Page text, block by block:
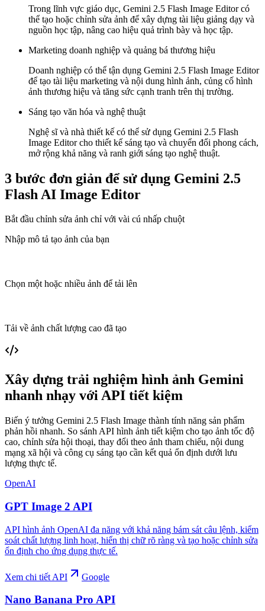
Trong lĩnh vực giáo dục, Gemini 2.5 Flash Image Editor có
thể tạo hoặc chỉnh sửa ảnh để xây dựng tài liệu giảng dạy và
nguồn học tập, nâng cao hiệu quả trình bày và học tập.
Marketing doanh nghiệp và quảng bá thương hiệu
Doanh nghiệp có thể tận dụng Gemini 2.5 Flash Image Editor
để tạo tài liệu marketing và nội dung hình ảnh, củng cố hình
ảnh thương hiệu và tăng sức cạnh tranh trên thị trường.
Sáng tạo văn hóa và nghệ thuật
Nghệ sĩ và nhà thiết kế có thể sử dụng Gemini 2.5 Flash
Image Editor cho thiết kế sáng tạo và chuyển đổi phong cách,
mở rộng khả năng và ranh giới sáng tạo nghệ thuật.
3 bước đơn giản để sử dụng Gemini 2.5
Flash AI Image Editor
Bắt đầu chỉnh sửa ảnh chỉ với vài cú nhấp chuột
Nhập mô tả tạo ảnh của bạn
Chọn một hoặc nhiều ảnh để tải lên
Tải về ảnh chất lượng cao đã tạo
Xây dựng trải nghiệm hình ảnh Gemini
nhanh nhạy với API tiết kiệm
Biến ý tưởng Gemini 2.5 Flash Image thành tính năng sản phẩm
phản hồi nhanh. So sánh API hình ảnh tiết kiệm cho tạo ảnh tốc độ
cao, chỉnh sửa hội thoại, thay đổi theo ảnh tham chiếu, nội dung
mạng xã hội và công cụ sáng tạo cần kết quả ổn định dưới lưu
lượng thực tế.
OpenAI
GPT Image 2 API
API hình ảnh OpenAI đa năng với khả năng bám sát câu lệnh, kiểm
soát chất lượng linh hoạt, hiển thị chữ rõ ràng và tạo hoặc chỉnh sửa
ổn định cho ứng dụng thực tế.
Xem chi tiết API Google
Nano Banana Pro API